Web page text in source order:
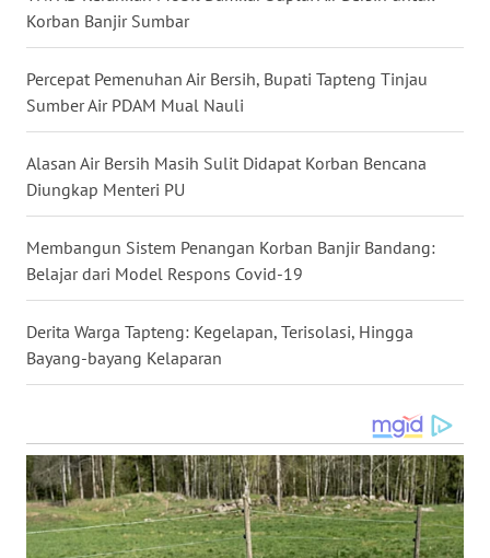
Korban Banjir Sumbar
Percepat Pemenuhan Air Bersih, Bupati Tapteng Tinjau
Sumber Air PDAM Mual Nauli
Alasan Air Bersih Masih Sulit Didapat Korban Bencana
Diungkap Menteri PU
Membangun Sistem Penangan Korban Banjir Bandang:
Belajar dari Model Respons Covid-19
Derita Warga Tapteng: Kegelapan, Terisolasi, Hingga
Bayang-bayang Kelaparan
SELATAN
WN
TANJUNG
KARO
WN
SIMALUNGUN
WN
LABUHANBATU
TAPANULI
TENGAH
WN DELI
SERDANG